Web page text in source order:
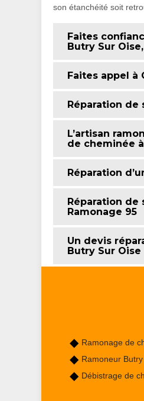
son étanchéité soit
Faites
Butry Sur
Faites appel à
Réparation
L’artisan
de cheminée
Réparation
Réparation de
Ramonage 95
Un devis
Butry Sur Oise
Ramonage de
Ramoneur
Débistrage de